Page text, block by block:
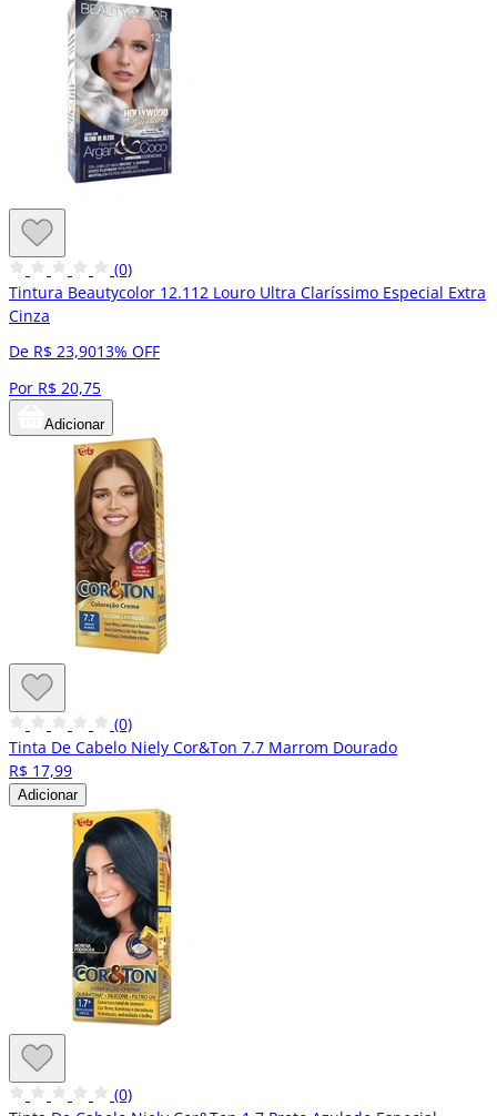
(0)
Tintura Beautycolor 12.112 Louro Ultra Claríssimo Especial Extra
Cinza
De R$ 23,9013% OFF
Por R$ 20,75
Adicionar
(0)
Tinta De Cabelo Niely Cor&Ton 7.7 Marrom Dourado
R$ 17,99
Adicionar
(0)